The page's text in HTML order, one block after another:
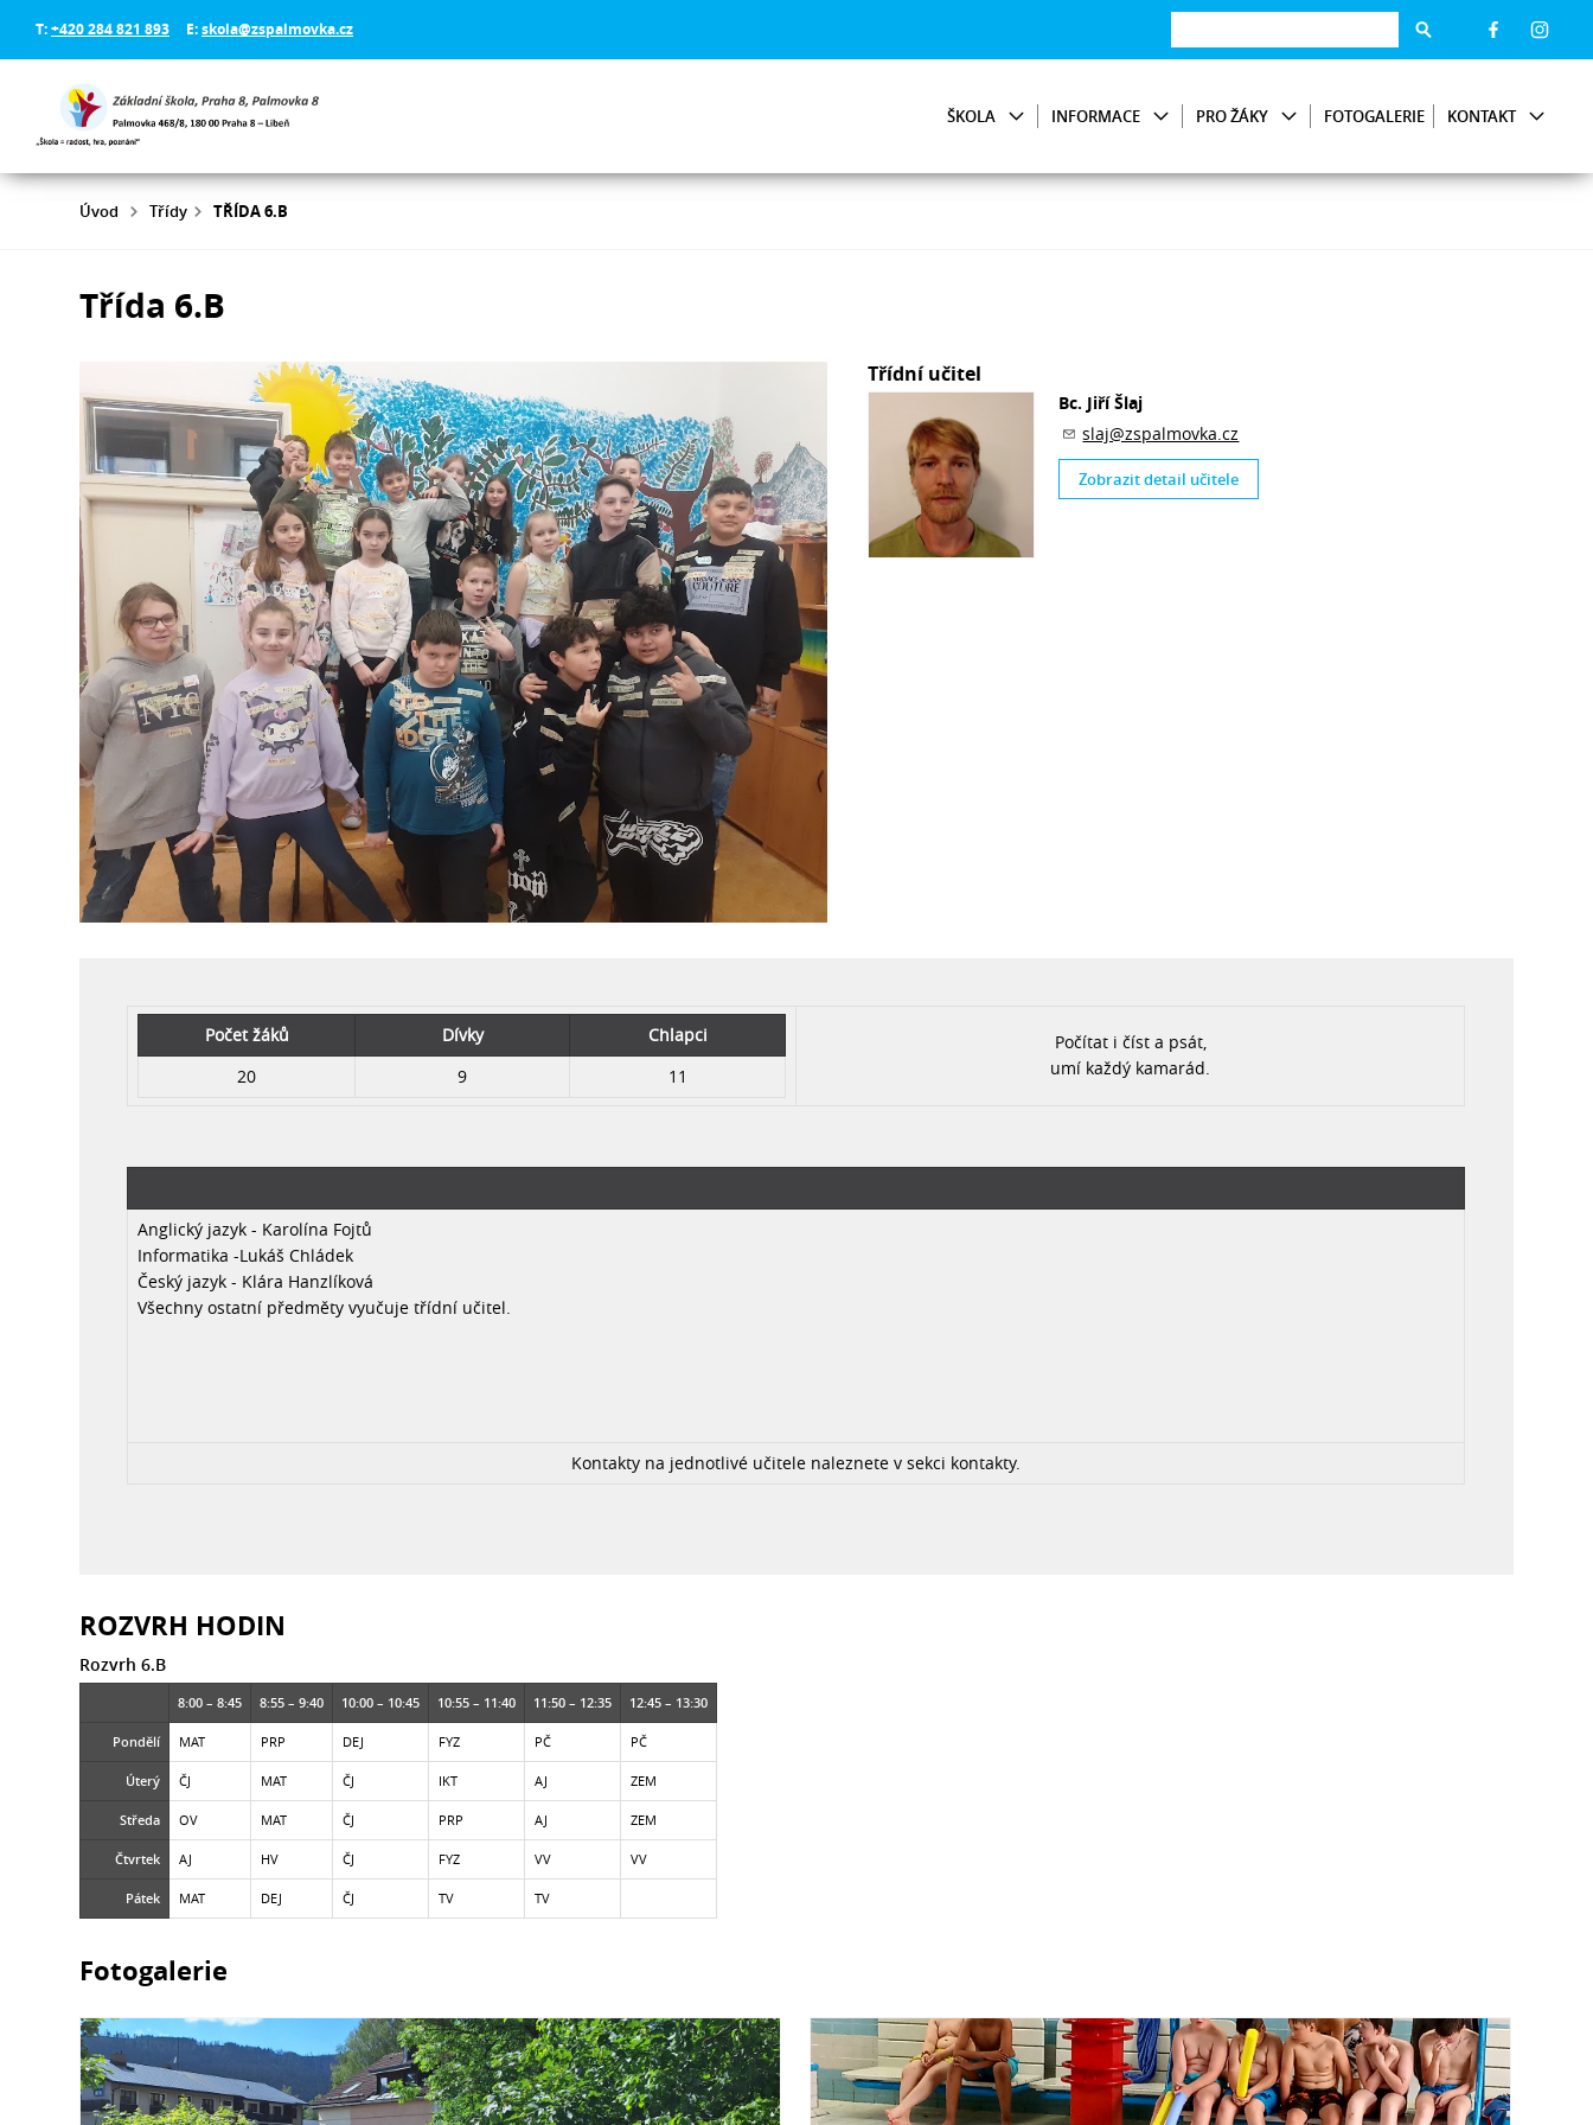
T:+420 284 821 893 E:skola@zspalmovka.cz
ŠKOLA INFORMACE PRO ŽÁKY FOTOGALERIE KONTAKT
Úvod Třídy TŘÍDA 6.B
Třída 6.B
Třídní učitel
Bc. Jiří Šlaj
slaj@zspalmovka.cz
Zobrazit detail učitele
Počet žáků Dívky
Chlapci
20
9 11
Počítat i číst a psát,
umí každý kamarád.
Anglický jazyk - Karolína Fojtů
Informatika -Lukáš Chládek
Český jazyk - Klára Hanzlíková
Všechny ostatní předměty vyučuje třídní učitel.
Kontakty na jednotlivé učitele naleznete v sekci kontakty.
ROZVRH HODIN
Rozvrh 6.B
8:00 – 8:45 8:55 – 9:40 10:00 – 10:45 10:55 – 11:40 11:50 – 12:35 12:45 – 13:30
Pondělí MAT PRP DEJ FYZ PČ PČ
Úterý ČJ MAT ČJ IKT AJ ZEM
Středa OV MAT ČJ PRP AJ ZEM
Čtvrtek AJ HV ČJ FYZ VV VV
Pátek MAT DEJ ČJ TV TV
Fotogalerie